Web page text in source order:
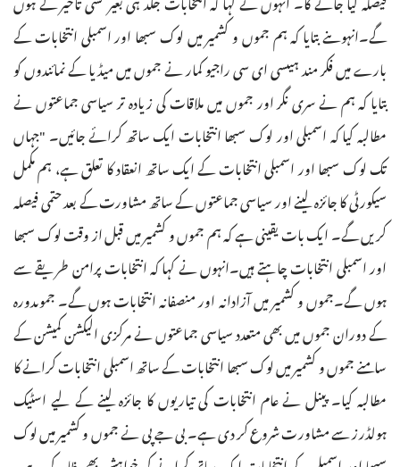
گے۔انہوںنے بتایا کہ ہم جموں و کشمیر میں لوک سبھا اور اسمبلی انتخابات کے
بارے میں فکر مند ہیںسی ای سی راجیو کمار نے جموں میں میڈیا کے نمائندوں کو
بتایا کہ ہم نے سری نگر اور جموں میں ملاقات کی زیادہ تر سیاسی جماعتوں نے
مطالبہ کیا کہ اسمبلی اور لوک سبھا انتخابات ایک ساتھ کرائے جائیں۔ "جہاں
تک لوک سبھا اور اسمبلی انتخابات کے ایک ساتھ انعقاد کا تعلق ہے، ہم مکمل
سیکورٹی کا جائزہ لینے اور سیاسی جماعتوں کے ساتھ مشاورت کے بعد حتمی فیصلہ
کریں گے۔ ایک بات یقینی ہے کہ ہم جموں و کشمیر میں قبل از وقت لوک سبھا
اور اسمبلی انتخابات چاہتے ہیں۔انہوں نے کہا کہ انتخابات پرامن طریقے سے
ہوں گے۔جموں و کشمیر میں آزادانہ اور منصفانہ انتخابات ہوں گے۔ جموںدورہ
کے دوران جموں میں بھی متعدد سیاسی جماعتوں نے مرکزی الیکشن کمیشن کے
سامنے جموں و کشمیر میں لوک سبھا انتخابات کے ساتھ اسمبلی انتخابات کرانے کا
مطالبہ کیا۔ پینل نے عام انتخابات کی تیاریوں کا جائزہ لینے کے لیے اسٹیک
ہولڈرز سے مشاورت شروع کر دی ہے۔ بی جے پی نے جموں و کشمیر میں لوک